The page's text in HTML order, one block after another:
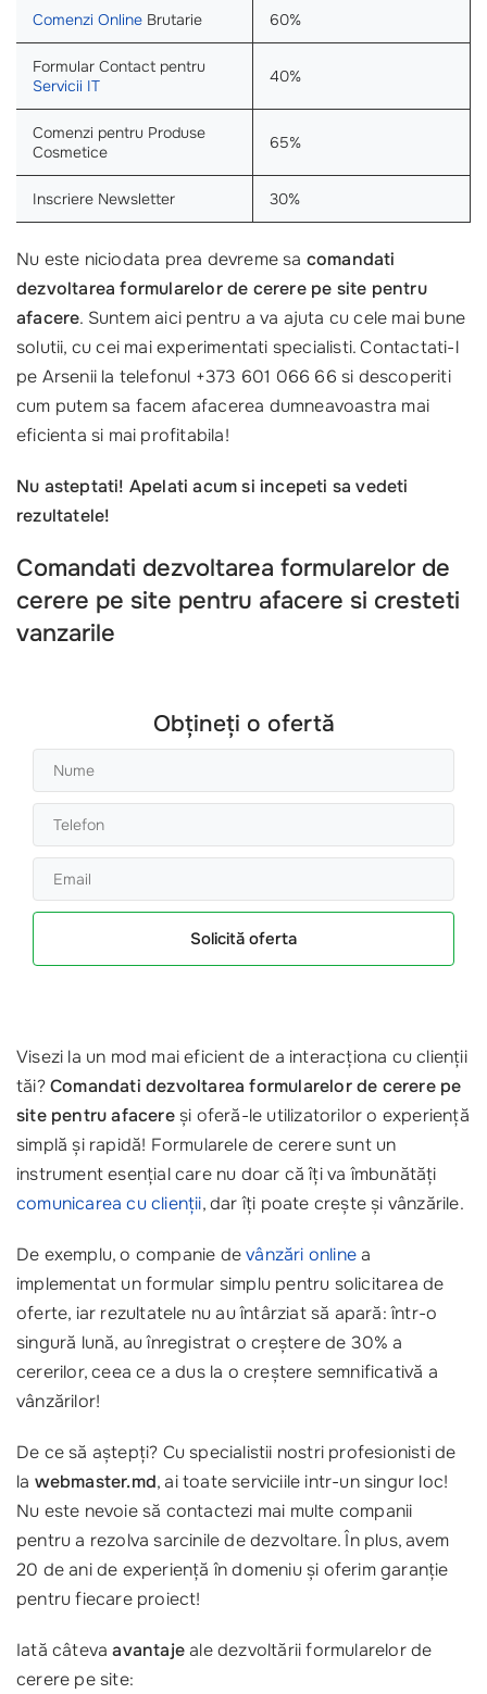
Comenzi Online Brutarie 60%
Formular Contact pentru
Servicii IT
40%
Comenzi pentru Produse
Cosmetice
65%
Inscriere Newsletter 30%
Nu este niciodata prea devreme sa comandati
dezvoltarea formularelor de cerere pe site pentru
afacere. Suntem aici pentru a va ajuta cu cele mai bune
solutii, cu cei mai experimentati specialisti. Contactati-l
pe Arsenii la telefonul +373 601 066 66 si descoperiti
cum putem sa facem afacerea dumneavoastra mai
eficienta si mai profitabila!
Nu asteptati! Apelati acum si incepeti sa vedeti
rezultatele!
Comandati dezvoltarea formularelor de
cerere pe site pentru afacere si cresteti
vanzarile
Obțineți o ofertă
Solicită oferta
Visezi la un mod mai eficient de a interacționa cu clienții
tăi?Comandati dezvoltarea formularelor de cerere pe
site pentru afacereși oferă-le utilizatorilor o experiență
simplă și rapidă! Formularele de cerere sunt un
instrument esențial care nu doar că îți va îmbunătăți
comunicarea cu clienții, dar îți poate crește și vânzările.
De exemplu, o companie devânzări onlinea
implementat un formular simplu pentru solicitarea de
oferte, iar rezultatele nu au întârziat să apară: într-o
singură lună, au înregistrat o creștere de 30% a
cererilor, ceea ce a dus la o creștere semnificativă a
vânzărilor!
De ce să aștepți? Cu specialistii nostri profesionisti de
la webmaster.md, ai toate serviciile intr-un singur loc!
Nu este nevoie să contactezi mai multe companii
pentru a rezolva sarcinile de dezvoltare. În plus, avem
20 de ani de experiență în domeniu și oferim garanție
pentru fiecare proiect!
Iată câtevaavantajeale dezvoltării formularelor de
cerere pe site: